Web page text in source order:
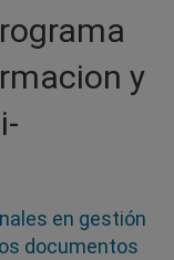
y
en gestión
documentos